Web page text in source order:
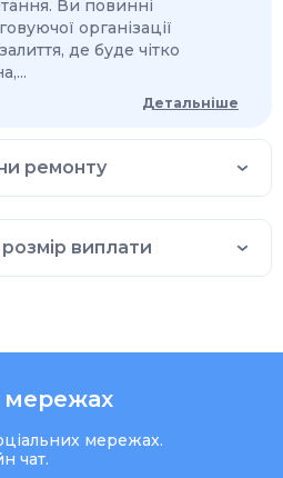
Ви повинні
організації
де буде чітко
Детальніше
ремонту
виплати
мережах
мережах.
чат.